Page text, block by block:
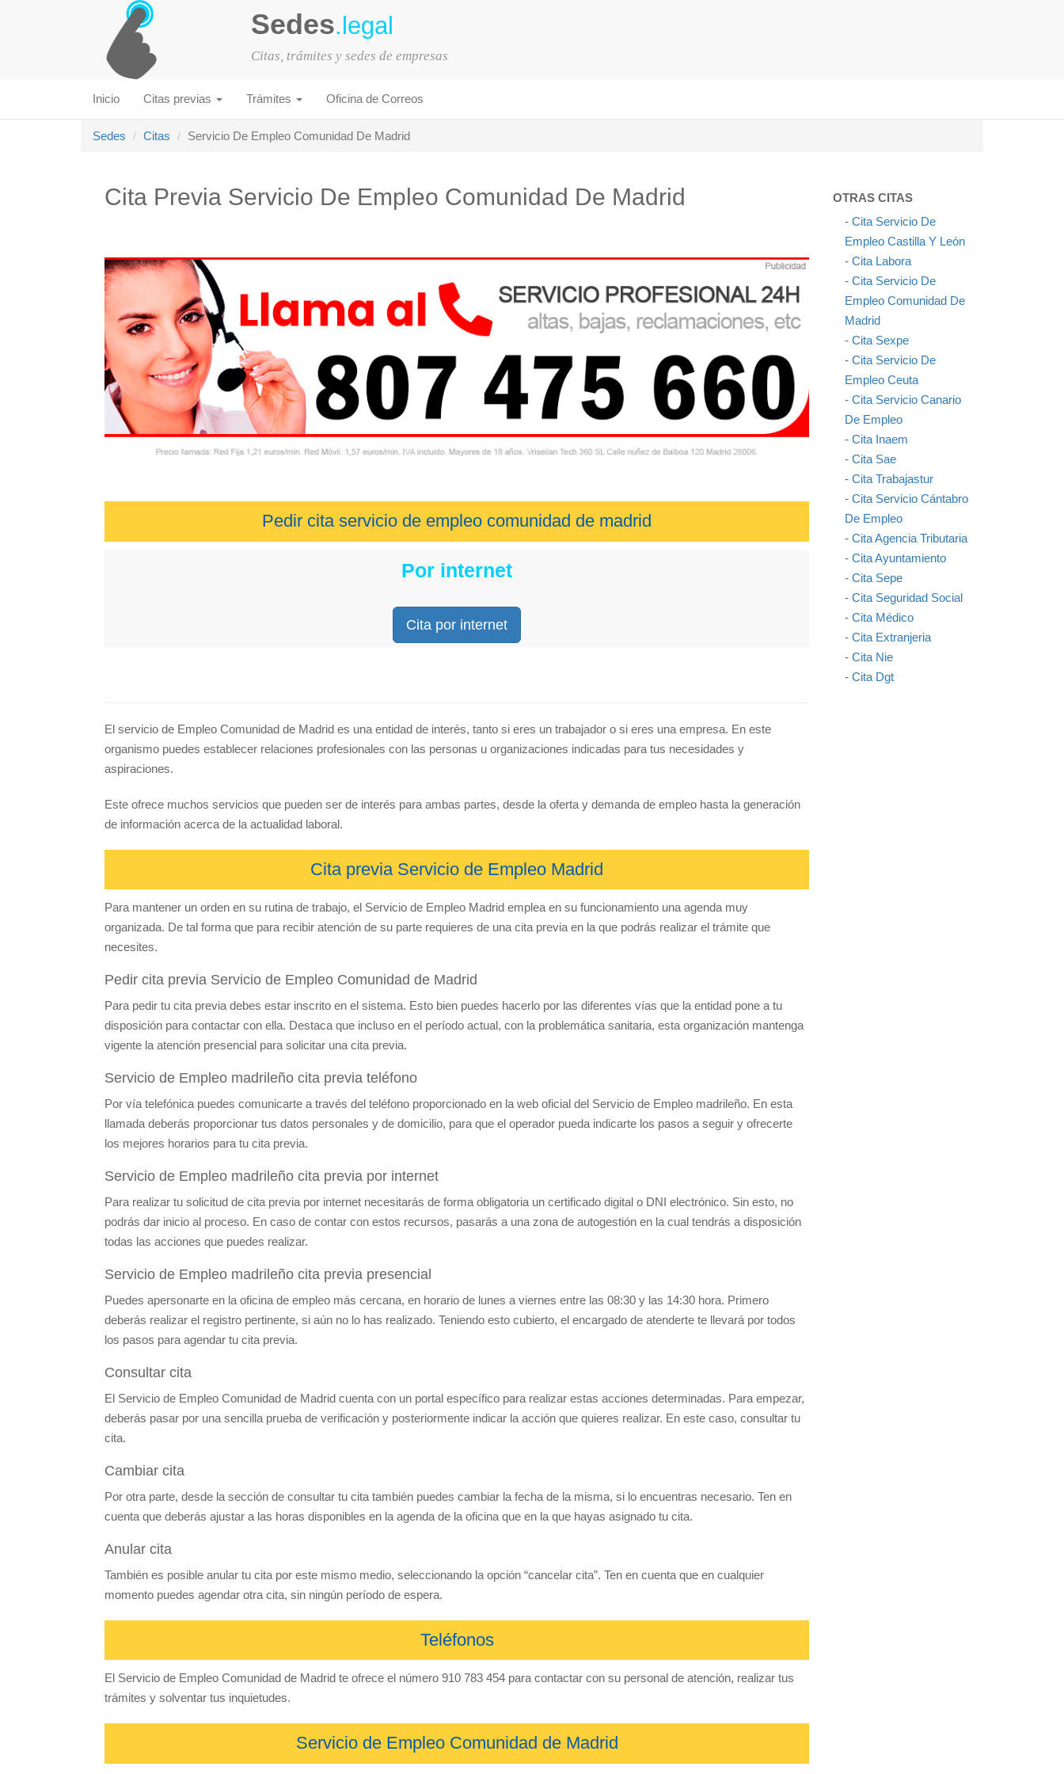
Sedes.legal
Citas, trámites y sedes de empresas
Inicio Citas previas Trámites Oficina de Correos
Sedes Citas Servicio De Empleo Comunidad De Madrid
Cita Previa Servicio De Empleo Comunidad De Madrid
Pedir cita servicio de empleo comunidad de madrid
Por internet
Cita por internet
El servicio de Empleo Comunidad de Madrid es una entidad de interés, tanto si eres un trabajador o si eres una empresa. En este
organismo puedes establecer relaciones profesionales con las personas u organizaciones indicadas para tus necesidades y
aspiraciones.
Este ofrece muchos servicios que pueden ser de interés para ambas partes, desde la oferta y demanda de empleo hasta la generación
de información acerca de la actualidad laboral.
Cita previa Servicio de Empleo Madrid
Para mantener un orden en su rutina de trabajo, el Servicio de Empleo Madrid emplea en su funcionamiento una agenda muy
organizada. De tal forma que para recibir atención de su parte requieres de una cita previa en la que podrás realizar el trámite que
necesites.
Pedir cita previa Servicio de Empleo Comunidad de Madrid
Para pedir tu cita previa debes estar inscrito en el sistema. Esto bien puedes hacerlo por las diferentes vías que la entidad pone a tu
disposición para contactar con ella. Destaca que incluso en el período actual, con la problemática sanitaria, esta organización mantenga
vigente la atención presencial para solicitar una cita previa.
Servicio de Empleo madrileño cita previa teléfono
Por vía telefónica puedes comunicarte a través del teléfono proporcionado en la web oficial del Servicio de Empleo madrileño. En esta
llamada deberás proporcionar tus datos personales y de domicilio, para que el operador pueda indicarte los pasos a seguir y ofrecerte
los mejores horarios para tu cita previa.
Servicio de Empleo madrileño cita previa por internet
Para realizar tu solicitud de cita previa por internet necesitarás de forma obligatoria un certificado digital o DNI electrónico. Sin esto, no
podrás dar inicio al proceso. En caso de contar con estos recursos, pasarás a una zona de autogestión en la cual tendrás a disposición
todas las acciones que puedes realizar.
Servicio de Empleo madrileño cita previa presencial
Puedes apersonarte en la oficina de empleo más cercana, en horario de lunes a viernes entre las 08:30 y las 14:30 hora. Primero
deberás realizar el registro pertinente, si aún no lo has realizado. Teniendo esto cubierto, el encargado de atenderte te llevará por todos
los pasos para agendar tu cita previa.
Consultar cita
El Servicio de Empleo Comunidad de Madrid cuenta con un portal específico para realizar estas acciones determinadas. Para empezar,
deberás pasar por una sencilla prueba de verificación y posteriormente indicar la acción que quieres realizar. En este caso, consultar tu
cita.
Cambiar cita
Por otra parte, desde la sección de consultar tu cita también puedes cambiar la fecha de la misma, si lo encuentras necesario. Ten en
cuenta que deberás ajustar a las horas disponibles en la agenda de la oficina que en la que hayas asignado tu cita.
Anular cita
También es posible anular tu cita por este mismo medio, seleccionando la opción “cancelar cita”. Ten en cuenta que en cualquier
momento puedes agendar otra cita, sin ningún período de espera.
Teléfonos
El Servicio de Empleo Comunidad de Madrid te ofrece el número 910 783 454 para contactar con su personal de atención, realizar tus
trámites y solventar tus inquietudes.
Servicio de Empleo Comunidad de Madrid
OTRAS CITAS
- Cita Servicio De
Empleo Castilla Y León
- Cita Labora
- Cita Servicio De
Empleo Comunidad De
Madrid
- Cita Sexpe
- Cita Servicio De
Empleo Ceuta
- Cita Servicio Canario
De Empleo
- Cita Inaem
- Cita Sae
- Cita Trabajastur
- Cita Servicio Cántabro
De Empleo
- Cita Agencia Tributaria
- Cita Ayuntamiento
- Cita Sepe
- Cita Seguridad Social
- Cita Médico
- Cita Extranjeria
- Cita Nie
- Cita Dgt